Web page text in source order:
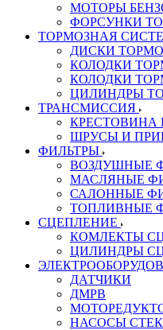
МОТОРЫ
ФОРСУНКИ
ТОРМОЗНАЯ
ДИСКИ
КОЛОДКИ
КОЛОДКИ
ЦИЛИНДРЫ
ТРАНСМИССИЯ
КРЕСТОВИНА
ШРУСЫ И
ФИЛЬТРЫ
ВОЗДУШНЫЕ
МАСЛЯНЫЕ
САЛОННЫЕ
ТОПЛИВНЫЕ
СЦЕПЛЕНИЕ
КОМЛЕКТЫ
ЦИЛИНДРЫ
ДАТЧИКИ
ДМРВ
НАСОСЫ